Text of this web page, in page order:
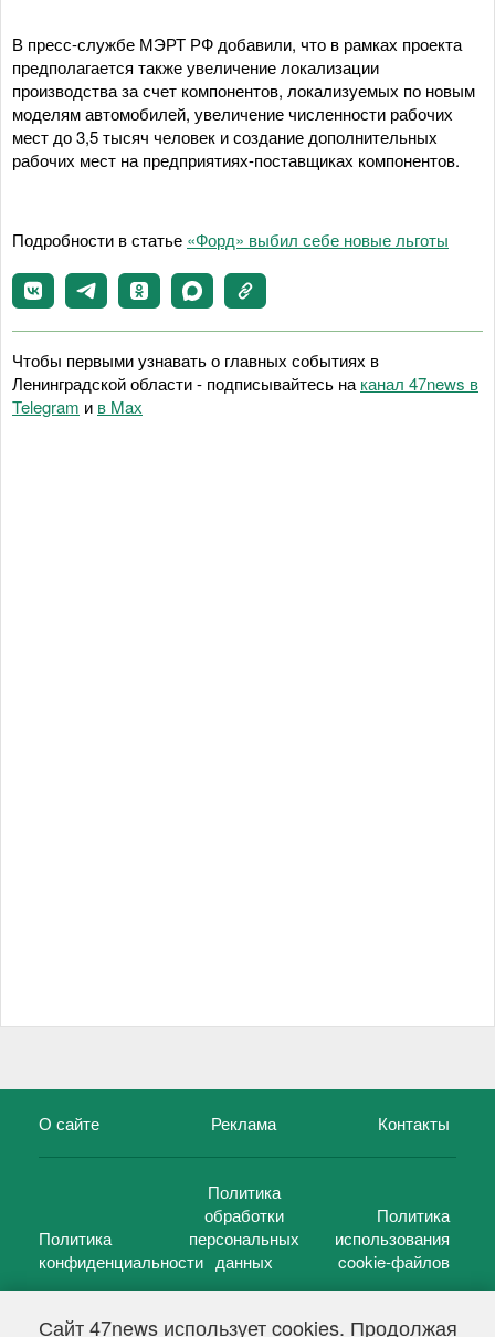
Сайт 47news использует cookies. Продолжая
В пресс-службе МЭРТ РФ добавили, что в рамках проекта
предполагается также увеличение локализации
производства за счет компонентов, локализуемых по новым
моделям автомобилей, увеличение численности рабочих
мест до 3,5 тысяч человек и создание дополнительных
рабочих мест на предприятиях-поставщиках компонентов.
Подробности в статье «Форд» выбил себе новые льготы
Чтобы первыми узнавать о главных событиях в
Ленинградской области - подписывайтесь на канал 47news в
Telegram и в Maх
О сайте Реклама Контакты
Политика
конфиденциальности
Политика
обработки
персональных
данных
Политика
использования
cookie-файлов